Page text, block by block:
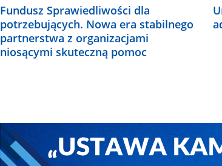
Fundusz Sprawiedliwości dla
potrzebujących. Nowa era stabilnego
partnerstwa z organizacjami
niosącymi skuteczną pomoc